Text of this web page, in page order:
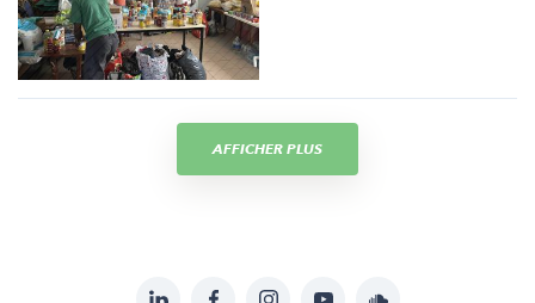
AFFICHER PLUS
LinkedInFacebookInstagramYouTubeSoundcloud